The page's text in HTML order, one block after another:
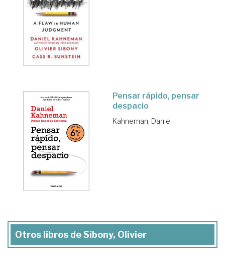
Pensar rápido, pensar
despacio
Kahneman, Daniel
Otros libros de Sibony, Olivier